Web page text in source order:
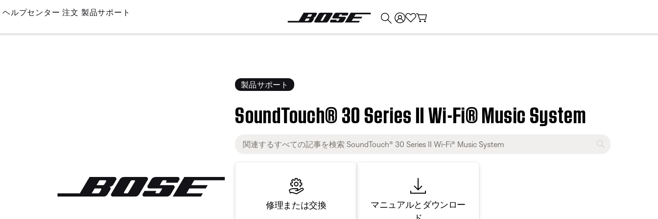
Skip
Main
ヘルプセンター 注文 製品サポート
製品サポート
SoundTouch® 30 Series II Wi-Fi® Music System
修理または交換
マニュアルとダウンロー